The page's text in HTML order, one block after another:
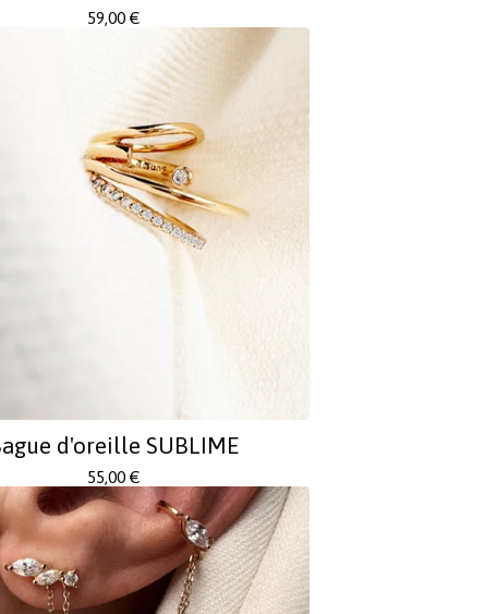
59,00 €
d'oreille SUBLIME
55,00 €